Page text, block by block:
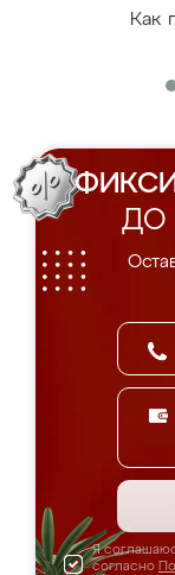
Как
ДО
Я
согласно